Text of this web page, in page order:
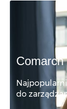
do